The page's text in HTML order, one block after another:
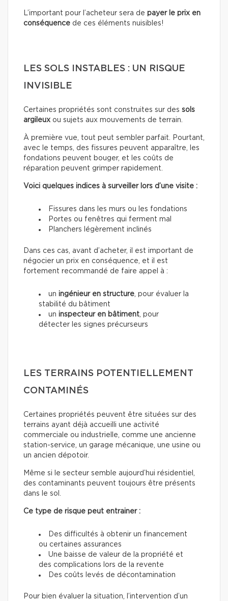
L’important pour l’acheteur sera de payer le prix en
conséquence de ces éléments nuisibles!
LES SOLS INSTABLES : UN RISQUE
INVISIBLE
Certaines propriétés sont construites sur des sols
argileux ou sujets aux mouvements de terrain.
À première vue, tout peut sembler parfait. Pourtant,
avec le temps, des fissures peuvent apparaître, les
fondations peuvent bouger, et les coûts de
réparation peuvent grimper rapidement.
Voici quelques indices à surveiller lors d’une visite :
Fissures dans les murs ou les fondations
Portes ou fenêtres qui ferment mal
Planchers légèrement inclinés
Dans ces cas, avant d’acheter, il est important de
négocier un prix en conséquence, et il est
fortement recommandé de faire appel à :
un ingénieur en structure, pour évaluer la
stabilité du bâtiment
un inspecteur en bâtiment, pour
détecter les signes précurseurs
LES TERRAINS POTENTIELLEMENT
CONTAMINÉS
Certaines propriétés peuvent être situées sur des
terrains ayant déjà accueilli une activité
commerciale ou industrielle, comme une ancienne
station-service, un garage mécanique, une usine ou
un ancien dépotoir.
Même si le secteur semble aujourd’hui résidentiel,
des contaminants peuvent toujours être présents
dans le sol.
Ce type de risque peut entrainer :
Des difficultés à obtenir un financement
ou certaines assurances
Une baisse de valeur de la propriété et
des complications lors de la revente
Des coûts levés de décontamination
Pour bien évaluer la situation, l’intervention d’un